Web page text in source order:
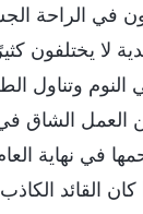
في الراحة
لا يختلفون
النوم وتناول
العمل الشاق في
في نهاية
القائد